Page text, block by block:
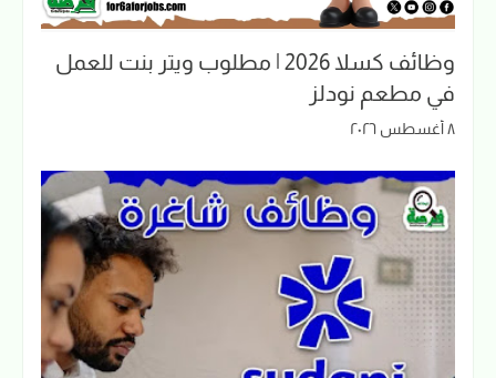
وظائف كسلا 2026 | مطلوب ويتر بنت للعمل
في مطعم نودلز
٨ أغسطس ٢٠٢٦